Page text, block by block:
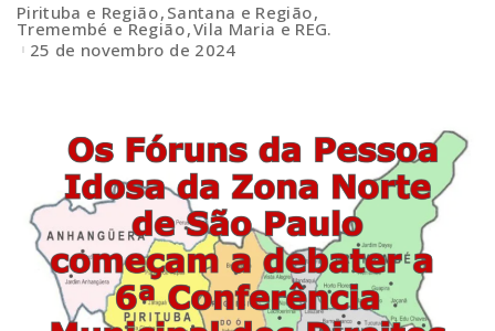
Pirituba e Região Santana e Região
Tremembé e Região Vila Maria e REG.
25 de novembro de 2024